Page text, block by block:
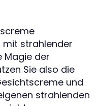
mit strahlender
Magie der
Sie also die
und
strahlenden